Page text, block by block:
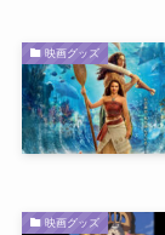
映画グッズ
映画グッズ